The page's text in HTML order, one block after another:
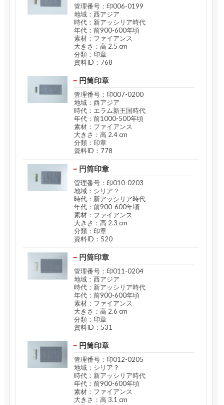
管理番号：印006-0199
地域：西アジア
時代：新アッシリア時代
年代：前900-600年頃
素材：ファイアンス
大きさ：高 2.5 cm
分類：印章
資料ID：768
円筒印章
管理番号：印007-0200
地域：西アジア
時代：エラム新王国時代
年代：前1000-500年頃
素材：ファイアンス
大きさ：高 2.4 cm
分類：印章
資料ID：778
円筒印章
管理番号：印010-0203
地域：シリア？
時代：新アッシリア時代
年代：前900-600年頃
素材：ファイアンス
大きさ：高 2.3 cm
分類：印章
資料ID：520
円筒印章
管理番号：印011-0204
地域：西アジア
時代：新アッシリア時代
年代：前900-600年頃
素材：ファイアンス
大きさ：高 2.6 cm
分類：印章
資料ID：531
円筒印章
管理番号：印012-0205
地域：シリア？
時代：新アッシリア時代
年代：前900-600年頃
素材：ファイアンス
大きさ：高 3.1 cm